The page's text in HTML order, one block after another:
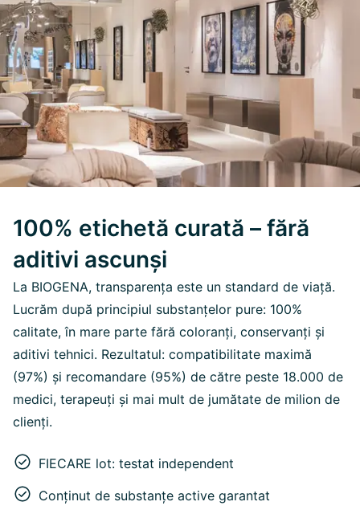
100% etichetă curată – fără
aditivi ascunși
La BIOGENA, transparența este un standard de viață.
Lucrăm după principiul substanțelor pure: 100%
calitate, în mare parte fără coloranți, conservanți și
aditivi tehnici. Rezultatul: compatibilitate maximă
(97%) și recomandare (95%) de către peste 18.000 de
medici, terapeuți și mai mult de jumătate de milion de
clienți.
FIECARE lot: testat independent
Conținut de substanțe active garantat